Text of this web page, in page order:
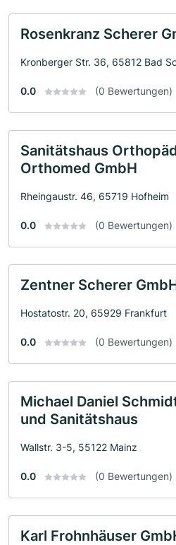
Rosenkranz Scherer
Kronberger Str. 36, 65812 Bad
0.0 (0 Bewertungen)
Sanitätshaus
Orthomed GmbH
Rheingaustr. 46, 65719 Hofheim
0.0 (0 Bewertungen)
Zentner Scherer
Hostatostr. 20, 65929 Frankfurt
0.0 (0 Bewertungen)
Michael Daniel
und Sanitätshaus
Wallstr. 3-5, 55122 Mainz
0.0 (0 Bewertungen)
Karl Frohnhäuser